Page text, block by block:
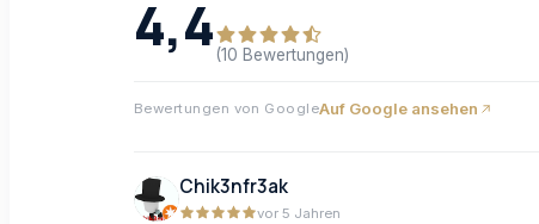
4,4 (10 Bewertungen)
Bewertungen von GoogleAuf Google ansehen
Chik3nfr3ak
vor 5 Jahren